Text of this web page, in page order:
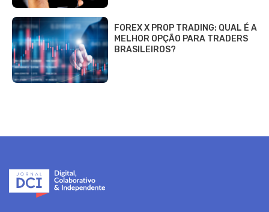
FOREX X PROP TRADING: QUAL É A
MELHOR OPÇÃO PARA TRADERS
BRASILEIROS?